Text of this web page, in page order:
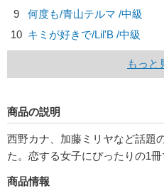
9
何度も/青山テルマ /中級
10 キミが好きで/Lil'B /中級
もっと
商品の説明
西野カナ、加藤ミリヤなど話題
た。恋する女子にぴったりの1
商品情報